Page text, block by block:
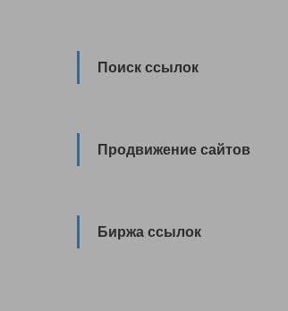
Поиск ссылок
Продвижение сайтов
Биржа ссылок